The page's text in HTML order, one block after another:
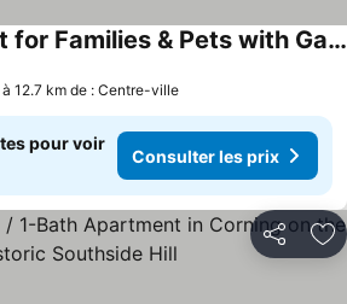
Riverside Retreat for Families & Pets with Game Room
à 12.7 km de : Centre-ville
pour voir
Consulter les prix
Partager